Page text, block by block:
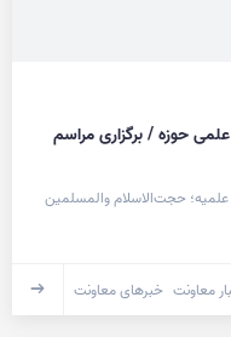
حوزه / برگزاری مراسم
حجت‌الاسلام والمسلمین
معاونت خبرهای معاونت